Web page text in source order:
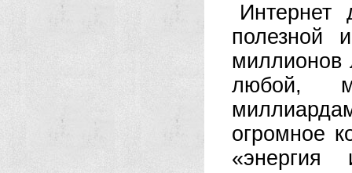
полезной
миллионов
любой,
огромное